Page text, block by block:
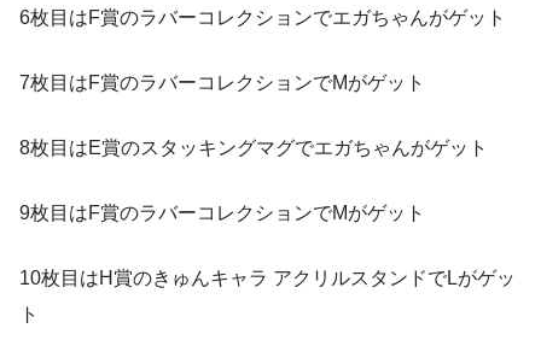
6枚目はF賞のラバーコレクションでエガちゃんがゲット
7枚目はF賞のラバーコレクションでMがゲット
8枚目はE賞のスタッキングマグでエガちゃんがゲット
9枚目はF賞のラバーコレクションでMがゲット
10枚目はH賞のきゅんキャラ アクリルスタンドでLがゲッ
ト